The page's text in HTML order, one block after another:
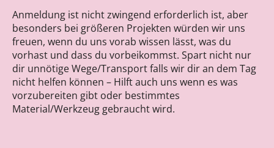
Anmeldung ist nicht zwingend erforderlich ist, aber
besonders bei größeren Projekten würden wir uns
freuen, wenn du uns vorab wissen lässt, was du
vorhast und dass du vorbeikommst. Spart nicht nur
dir unnötige Wege/Transport falls wir dir an dem Tag
nicht helfen können – Hilft auch uns wenn es was
vorzubereiten gibt oder bestimmtes
Material/Werkzeug gebraucht wird.